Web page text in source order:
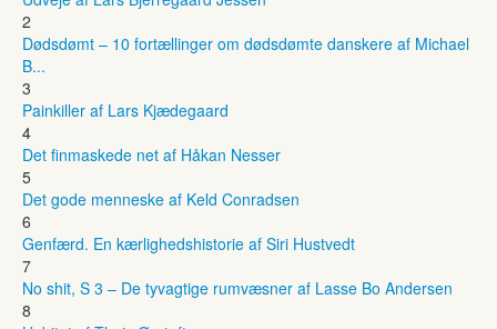
2
Dødsdømt – 10 fortællinger om dødsdømte danskere af Michael
B...
3
Painkiller af Lars Kjædegaard
4
Det finmaskede net af Håkan Nesser
5
Det gode menneske af Keld Conradsen
6
Genfærd. En kærlighedshistorie af Siri Hustvedt
7
No shit, S 3 – De tyvagtige rumvæsner af Lasse Bo Andersen
8